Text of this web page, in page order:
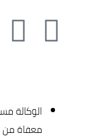
الوكالة
معفاة من